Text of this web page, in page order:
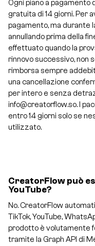
Ogni piano a pagamento
gratuita di 14 giorni. Per
pagamento, ma durante
annullando prima della
effettuato quando la
rinnovo successivo, non
rimborsa sempre
una cancellazione
per intero e senza
info@creatorflow.so. I
entro 14 giorni solo se
utilizzato.
CreatorFlow può
YouTube?
No. CreatorFlow
TikTok, YouTube,
prodotto è volutamente
tramite la Graph API di